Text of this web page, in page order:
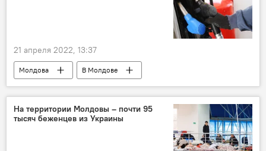
21 апреля 2022, 13:37
Молдова
В Молдове
цены на бензин
дизельное топливо цены
На территории Молдовы – почти 95
тысяч беженцев из Украины